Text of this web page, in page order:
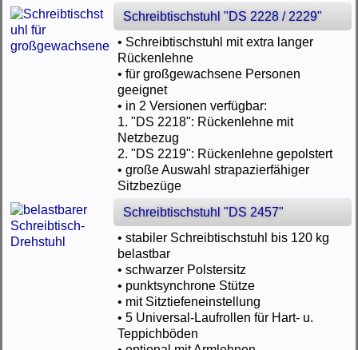
Schreibtischstuhl "DS 2228 / 2229"
• Schreibtischstuhl mit extra langer
Rückenlehne
• für großgewachsene Personen
geeignet
• in 2 Versionen verfügbar:
1. "DS 2218": Rückenlehne mit
Netzbezug
2. "DS 2219": Rückenlehne gepolstert
• große Auswahl strapazierfähiger
Sitzbezüge
Schreibtischstuhl "DS 2457"
• stabiler Schreibtischstuhl bis 120 kg
belastbar
• schwarzer Polstersitz
• punktsynchrone Stütze
• mit Sitztiefeneinstellung
• 5 Universal-Laufrollen für Hart- u.
Teppichböden